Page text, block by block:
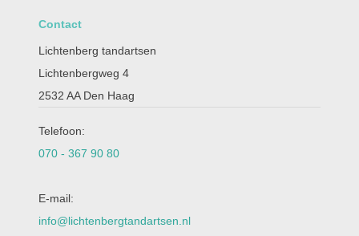
Contact
Lichtenberg tandartsen
Lichtenbergweg 4
2532 AA Den Haag
Telefoon:
070 - 367 90 80
E-mail:
info@lichtenbergtandartsen.nl